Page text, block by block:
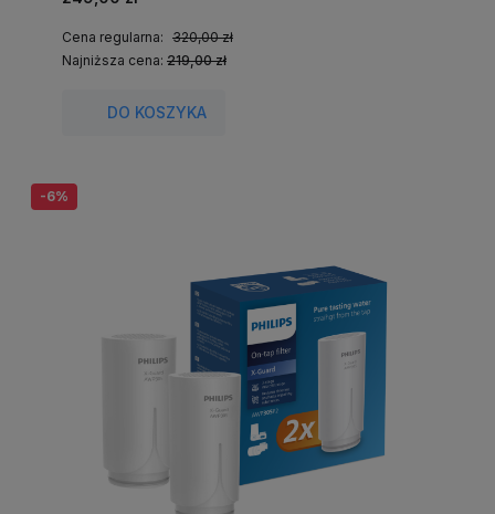
Cena regularna: 320,00 zł
Najniższa cena: 219,00 zł
DO KOSZYKA
-6%